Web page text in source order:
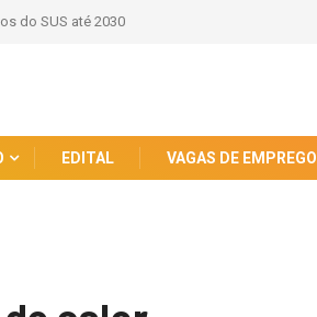
e Adolescentes
EDITAL VAGAS DE EMPREGO